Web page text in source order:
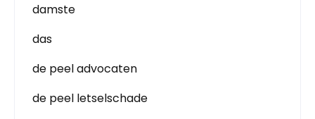
damste
das
de peel advocaten
de peel letselschade